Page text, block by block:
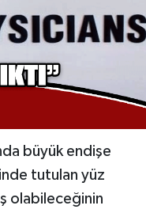
büyük endişe
tutulan yüz
olabileceğinin